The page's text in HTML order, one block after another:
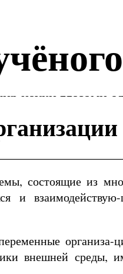
науки глазами
состоящие из
и
организа-
внешней среды,